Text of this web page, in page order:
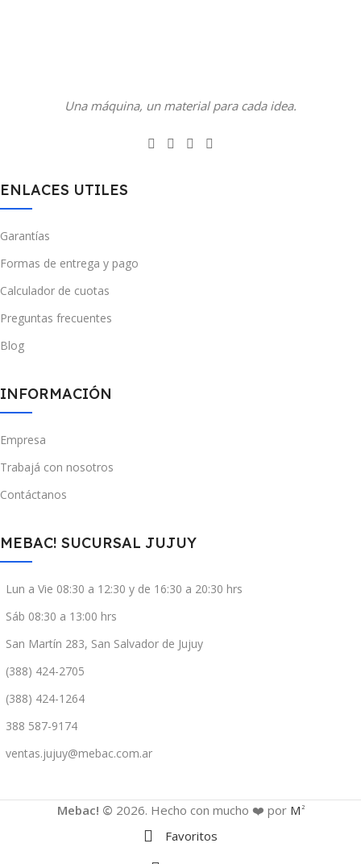
Una máquina, un material para cada idea.
ENLACES UTILES
Garantías
Formas de entrega y pago
Calculador de cuotas
Preguntas frecuentes
Blog
INFORMACIÓN
Empresa
Trabajá con nosotros
Contáctanos
MEBAC! SUCURSAL JUJUY
Lun a Vie 08:30 a 12:30 y de 16:30 a 20:30 hrs
Sáb 08:30 a 13:00 hrs
San Martín 283, San Salvador de Jujuy
(388) 424-2705
(388) 424-1264
388 587-9174
ventas.jujuy@mebac.com.ar
Mebac! © 2026. Hecho con mucho ❤️ por M 2
Favoritos